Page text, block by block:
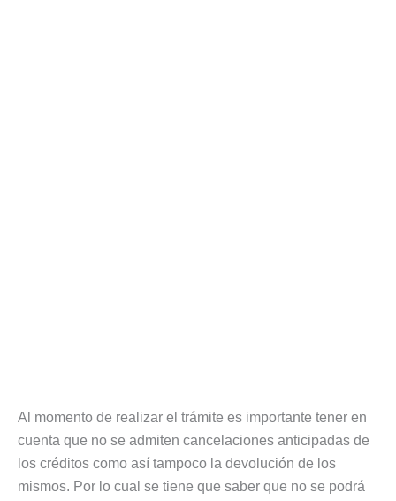
Al momento de realizar el trámite es importante tener en
cuenta que no se admiten cancelaciones anticipadas de
los créditos como así tampoco la devolución de los
mismos. Por lo cual se tiene que saber que no se podrá